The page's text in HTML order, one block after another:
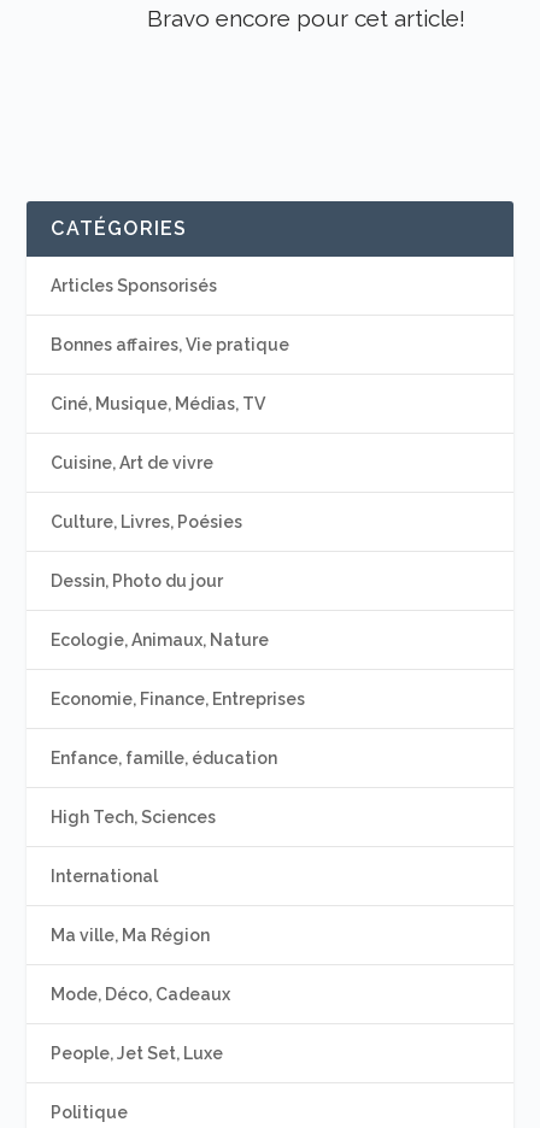
Bravo encore pour cet article!
CATÉGORIES
Articles Sponsorisés
Bonnes affaires, Vie pratique
Ciné, Musique, Médias, TV
Cuisine, Art de vivre
Culture, Livres, Poésies
Dessin, Photo du jour
Ecologie, Animaux, Nature
Economie, Finance, Entreprises
Enfance, famille, éducation
High Tech, Sciences
International
Ma ville, Ma Région
Mode, Déco, Cadeaux
People, Jet Set, Luxe
Politique